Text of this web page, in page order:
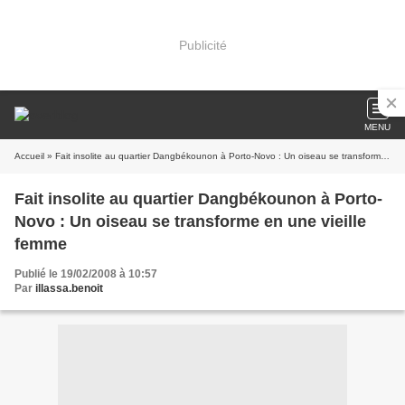
Publicité
MENU
Accueil » Fait insolite au quartier Dangbékounon à Porto-Novo : Un oiseau se transforme en une vieille femme
Fait insolite au quartier Dangbékounon à Porto-
Novo : Un oiseau se transforme en une vieille
femme
Publié le 19/02/2008 à 10:57
Par illassa.benoit